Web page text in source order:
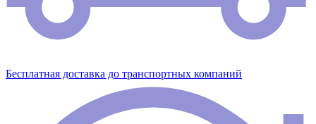
Бесплатная доставка до транспортных компаний